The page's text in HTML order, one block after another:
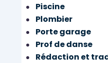
Piscine
Plombier
Porte garage
Prof de danse
Rédaction et